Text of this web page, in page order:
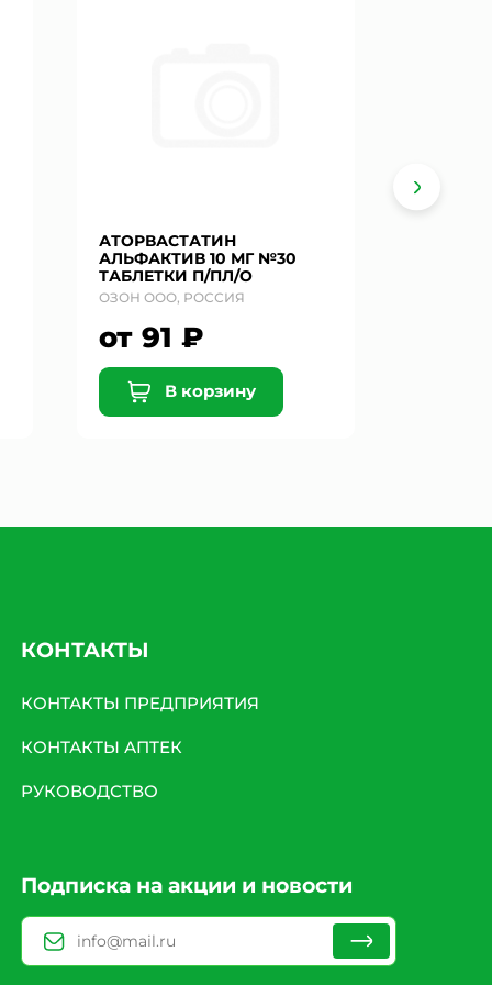
АТОРВАСТАТИН
АЛЬФАКТИВ 10 МГ №30
ТАБЛЕТКИ П/ПЛ/О
ОЗОН ООО, РОССИЯ
от 91 ₽
В корзину
КОНТАКТЫ
КОНТАКТЫ ПРЕДПРИЯТИЯ
КОНТАКТЫ АПТЕК
РУКОВОДСТВО
Подписка на акции и новости